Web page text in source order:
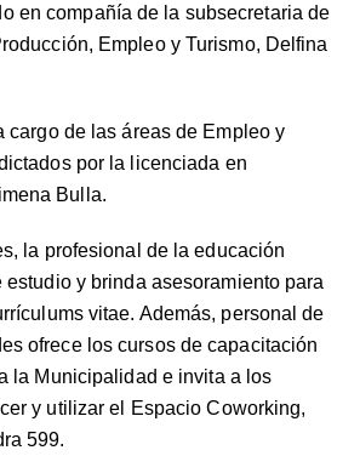
en compañía de la subsecretaria de
Empleo y Turismo, Delfina
cargo de las áreas de Empleo y
por la licenciada en
Bulla.
la profesional de la educación
y brinda asesoramiento para
vitae. Además, personal de
ofrece los cursos de capacitación
la Municipalidad e invita a los
y utilizar el Espacio Coworking,
599.